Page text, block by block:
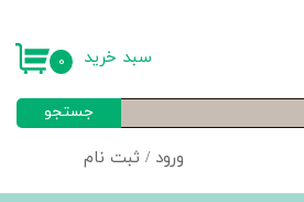
ورود / ثبت نام
جستجو
۰ سبد خرید